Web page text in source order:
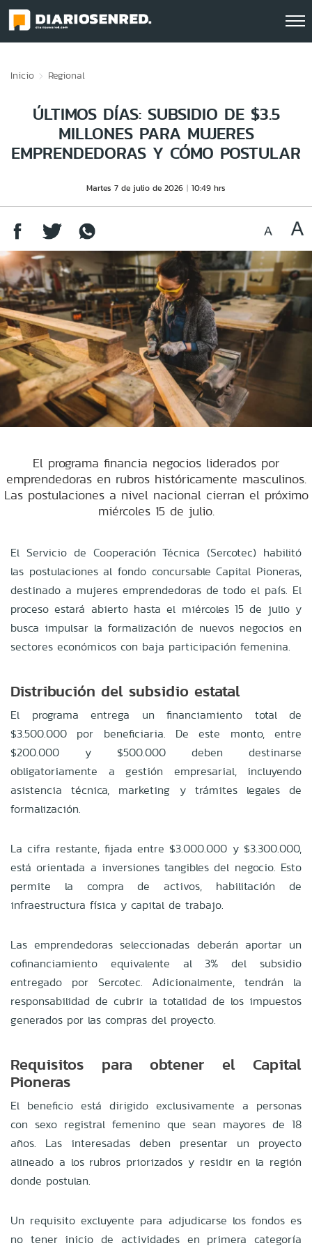
Inicio Regional
ÚLTIMOS DÍAS: SUBSIDIO DE $3.5
MILLONES PARA MUJERES
EMPRENDEDORAS Y CÓMO POSTULAR
Martes 7 de julio de 2026 10:49 hrs
El programa financia negocios liderados por
emprendedoras en rubros históricamente masculinos.
Las postulaciones a nivel nacional cierran el próximo
miércoles 15 de julio.
El Servicio de Cooperación Técnica (Sercotec) habilitó
las postulaciones al fondo concursable Capital Pioneras,
destinado a mujeres emprendedoras de todo el país. El
proceso estará abierto hasta el miércoles 15 de julio y
busca impulsar la formalización de nuevos negocios en
sectores económicos con baja participación femenina.
Distribución del subsidio estatal
El programa entrega un financiamiento total de
$3.500.000 por beneficiaria. De este monto, entre
$200.000 y $500.000 deben destinarse
obligatoriamente a gestión empresarial, incluyendo
asistencia técnica, marketing y trámites legales de
formalización.
La cifra restante, fijada entre $3.000.000 y $3.300.000,
está orientada a inversiones tangibles del negocio. Esto
permite la compra de activos, habilitación de
infraestructura física y capital de trabajo.
Las emprendedoras seleccionadas deberán aportar un
cofinanciamiento equivalente al 3% del subsidio
entregado por Sercotec. Adicionalmente, tendrán la
responsabilidad de cubrir la totalidad de los impuestos
generados por las compras del proyecto.
Requisitos para obtener el Capital
Pioneras
El beneficio está dirigido exclusivamente a personas
con sexo registral femenino que sean mayores de 18
años. Las interesadas deben presentar un proyecto
alineado a los rubros priorizados y residir en la región
donde postulan.
Un requisito excluyente para adjudicarse los fondos es
no tener inicio de actividades en primera categoría